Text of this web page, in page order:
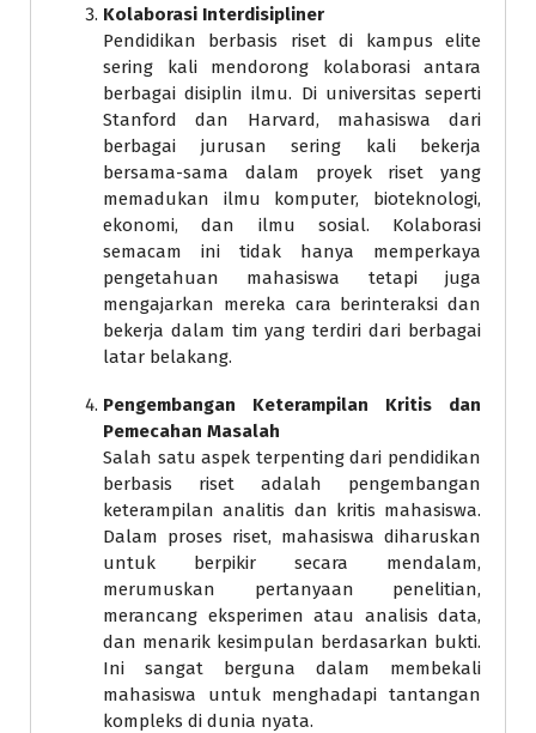
Kolaborasi Interdisipliner
Pendidikan berbasis riset di kampus elite
sering kali mendorong kolaborasi antara
berbagai disiplin ilmu. Di universitas seperti
Stanford dan Harvard, mahasiswa dari
berbagai jurusan sering kali bekerja
bersama-sama dalam proyek riset yang
memadukan ilmu komputer, bioteknologi,
ekonomi, dan ilmu sosial. Kolaborasi
semacam ini tidak hanya memperkaya
pengetahuan mahasiswa tetapi juga
mengajarkan mereka cara berinteraksi dan
bekerja dalam tim yang terdiri dari berbagai
latar belakang.
Pengembangan Keterampilan Kritis dan
Pemecahan Masalah
Salah satu aspek terpenting dari pendidikan
berbasis riset adalah pengembangan
keterampilan analitis dan kritis mahasiswa.
Dalam proses riset, mahasiswa diharuskan
untuk berpikir secara mendalam,
merumuskan pertanyaan penelitian,
merancang eksperimen atau analisis data,
dan menarik kesimpulan berdasarkan bukti.
Ini sangat berguna dalam membekali
mahasiswa untuk menghadapi tantangan
kompleks di dunia nyata.